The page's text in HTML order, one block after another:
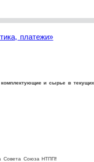
платежи»
и сырье в
Совета Союза НТПП!